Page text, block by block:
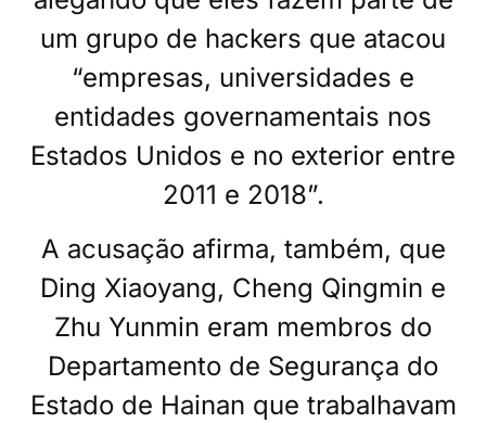
um grupo de hackers que atacou
“empresas, universidades e
entidades governamentais nos
Estados Unidos e no exterior entre
2011 e 2018”.
A acusação afirma, também, que
Ding Xiaoyang, Cheng Qingmin e
Zhu Yunmin eram membros do
Departamento de Segurança do
Estado de Hainan que trabalhavam